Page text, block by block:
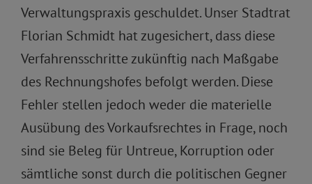
Verwaltungspraxis geschuldet. Unser Stadtrat
Florian Schmidt hat zugesichert, dass diese
Verfahrensschritte zukünftig nach Maßgabe
des Rechnungshofes befolgt werden. Diese
Fehler stellen jedoch weder die materielle
Ausübung des Vorkaufsrechtes in Frage, noch
sind sie Beleg für Untreue, Korruption oder
sämtliche sonst durch die politischen Gegner